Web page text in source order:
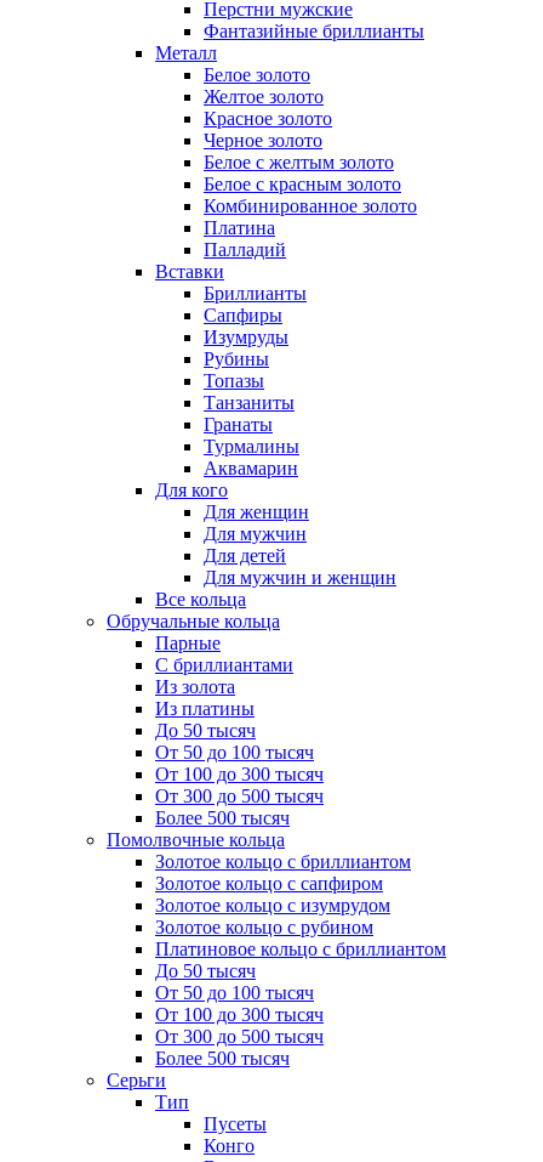
Перстни мужские
Фантазийные бриллианты
Металл
Белое золото
Желтое золото
Красное золото
Черное золото
Белое с желтым золото
Белое с красным золото
Комбинированное золото
Платина
Палладий
Вставки
Бриллианты
Сапфиры
Изумруды
Рубины
Топазы
Танзаниты
Гранаты
Турмалины
Аквамарин
Для кого
Для женщин
Для мужчин
Для детей
Для мужчин и женщин
Все кольца
Обручальные кольца
Парные
С бриллиантами
Из золота
Из платины
До 50 тысяч
От 50 до 100 тысяч
От 100 до 300 тысяч
От 300 до 500 тысяч
Более 500 тысяч
Помолвочные кольца
Золотое кольцо с бриллиантом
Золотое кольцо с сапфиром
Золотое кольцо с изумрудом
Золотое кольцо с рубином
Платиновое кольцо с бриллиантом
До 50 тысяч
От 50 до 100 тысяч
От 100 до 300 тысяч
От 300 до 500 тысяч
Более 500 тысяч
Серьги
Тип
Пусеты
Конго